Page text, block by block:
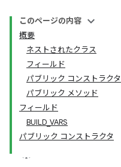
このページの内容
概要
ネストされたクラス
フィールド
パブリック コンストラクタ
パブリック メソッド
フィールド
BUILD_VARS
パブリック コンストラクタ